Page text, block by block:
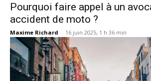
Pourquoi faire appel à un
accident de moto ?
Maxime Richard - 16 juin 2025, 1 h 36 min